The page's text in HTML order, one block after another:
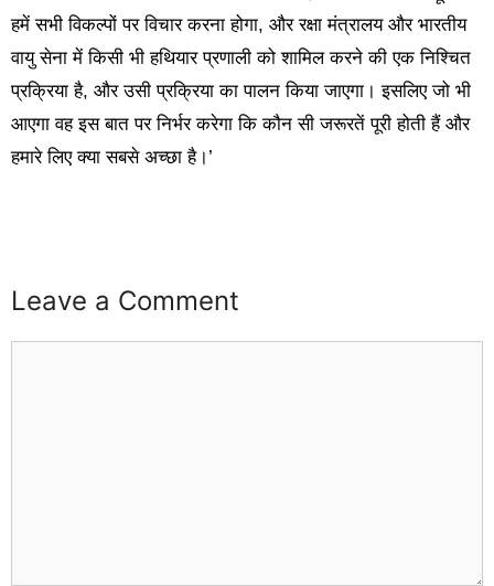
हमें सभी विकल्पों पर विचार करना होगा, और रक्षा मंत्रालय और भारतीय
वायु सेना में किसी भी हथियार प्रणाली को शामिल करने की एक निश्चित
प्रक्रिया है, और उसी प्रक्रिया का पालन किया जाएगा। इसलिए जो भी
आएगा वह इस बात पर निर्भर करेगा कि कौन सी जरूरतें पूरी होती हैं और
हमारे लिए क्या सबसे अच्छा है।’
Leave a Comment